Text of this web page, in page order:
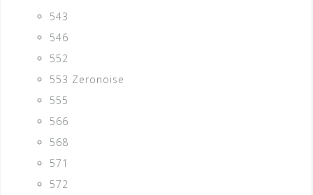
543
546
552
553 Zeronoise
555
566
568
571
572